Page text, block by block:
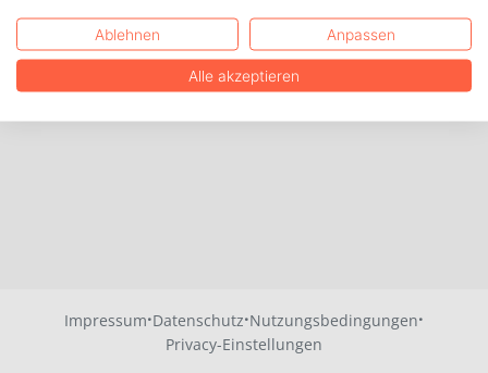
Impressum·Datenschutz·Nutzungsbedingungen·
Privacy-Einstellungen
Ablehnen Anpassen
Alle akzeptieren